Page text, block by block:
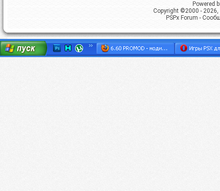
Powered
Copyright ©2000 -
PSPx Forum -